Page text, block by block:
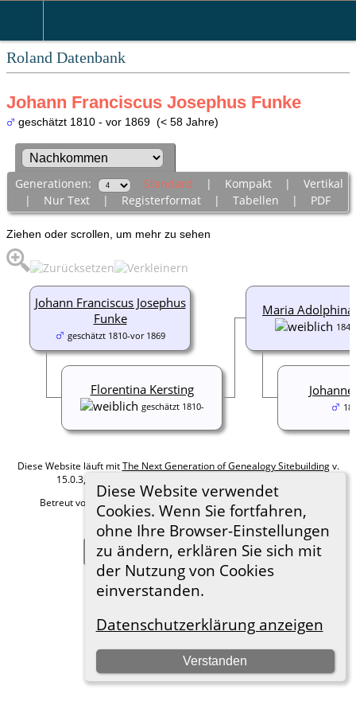
Roland Datenbank
Diese Website verwendet
Cookies. Wenn Sie fortfahren,
ohne Ihre Browser-Einstellungen
zu ändern, erklären Sie sich mit
der Nutzung von Cookies
einverstanden.
Datenschutzerklärung anzeigen
Verstanden
Johann Franciscus Josephus Funke
geschätzt 1810 - vor 1869 (< 58 Jahre)
Generationen: Standard | Kompakt| Vertikal
| Nur Text| Registerformat| Tabellen | PDF
Ziehen oder scrollen, um mehr zu sehen
Maria Adolphina
Johann Franciscus Josephus
Funke
geschätzt 1810-vor 1869
Florentina Kersting
geschätzt 1810-
Diese Website läuft mitThe Next Generation of Genealogy Sitebuildingv.
15.0.3, programmiert von Darrin Lythgoe © 2001-2026.
Betreut von
Roland zu Dortmund e.V. . |Datenschutzerklärung
Hier geht es zum Impressum
Zur Desktop-Webseite wechseln